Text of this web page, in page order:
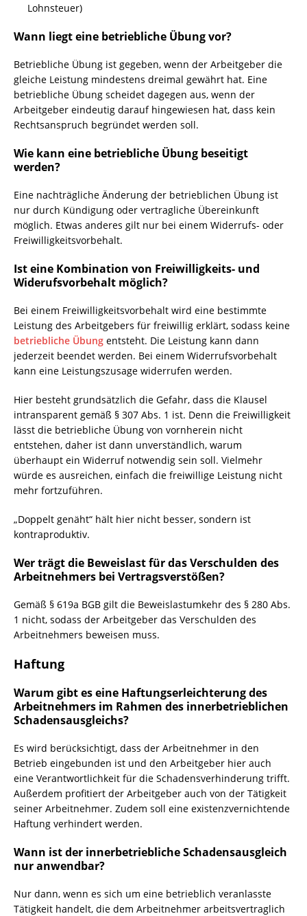
Lohnsteuer)
Wann liegt eine betriebliche Übung vor?
Betriebliche Übung ist gegeben, wenn der Arbeitgeber die
gleiche Leistung mindestens dreimal gewährt hat. Eine
betriebliche Übung scheidet dagegen aus, wenn der
Arbeitgeber eindeutig darauf hingewiesen hat, dass kein
Rechtsanspruch begründet werden soll.
Wie kann eine betriebliche Übung beseitigt
werden?
Eine nachträgliche Änderung der betrieblichen Übung ist
nur durch Kündigung oder vertragliche Übereinkunft
möglich. Etwas anderes gilt nur bei einem Widerrufs- oder
Freiwilligkeitsvorbehalt.
Ist eine Kombination von Freiwilligkeits- und
Widerufsvorbehalt möglich?
Bei einem Freiwilligkeitsvorbehalt wird eine bestimmte
Leistung des Arbeitgebers für freiwillig erklärt, sodass keine
betriebliche Übung entsteht. Die Leistung kann dann
jederzeit beendet werden. Bei einem Widerrufsvorbehalt
kann eine Leistungszusage widerrufen werden.
Hier besteht grundsätzlich die Gefahr, dass die Klausel
intransparent gemäß § 307 Abs. 1 ist. Denn die Freiwilligkeit
lässt die betriebliche Übung von vornherein nicht
entstehen, daher ist dann unverständlich, warum
überhaupt ein Widerruf notwendig sein soll. Vielmehr
würde es ausreichen, einfach die freiwillige Leistung nicht
mehr fortzuführen.
„Doppelt genäht“ hält hier nicht besser, sondern ist
kontraproduktiv.
Wer trägt die Beweislast für das Verschulden des
Arbeitnehmers bei Vertragsverstößen?
Gemäß § 619a BGB gilt die Beweislastumkehr des § 280 Abs.
1 nicht, sodass der Arbeitgeber das Verschulden des
Arbeitnehmers beweisen muss.
Haftung
Warum gibt es eine Haftungserleichterung des
Arbeitnehmers im Rahmen des innerbetrieblichen
Schadensausgleichs?
Es wird berücksichtigt, dass der Arbeitnehmer in den
Betrieb eingebunden ist und den Arbeitgeber hier auch
eine Verantwortlichkeit für die Schadensverhinderung trifft.
Außerdem profitiert der Arbeitgeber auch von der Tätigkeit
seiner Arbeitnehmer. Zudem soll eine existenzvernichtende
Haftung verhindert werden.
Wann ist der innerbetriebliche Schadensausgleich
nur anwendbar?
Nur dann, wenn es sich um eine betrieblich veranlasste
Tätigkeit handelt, die dem Arbeitnehmer arbeitsvertraglich